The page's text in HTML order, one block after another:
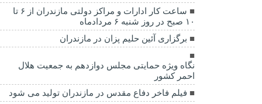
ساعت کار ادارات و مراکز دولتی مازندران از ۶ تا
۱۰ صبح در روز شنبه ۶ مردادماه
برگزاری آئین حلیم پزان در مازندران
نگاه ویژه حمایتی مجلس دوازدهم به جمعیت هلال
احمر کشور
فیلم فاخر دفاع مقدس در مازندران تولید می شود